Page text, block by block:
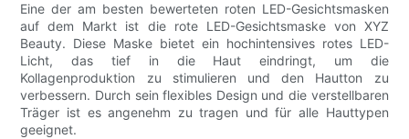
Eine der am besten bewerteten roten LED-Gesichtsmasken
auf dem Markt ist die rote LED-Gesichtsmaske von XYZ
Beauty. Diese Maske bietet ein hochintensives rotes LED-
Licht, das tief in die Haut eindringt, um die
Kollagenproduktion zu stimulieren und den Hautton zu
verbessern. Durch sein flexibles Design und die verstellbaren
Träger ist es angenehm zu tragen und für alle Hauttypen
geeignet.